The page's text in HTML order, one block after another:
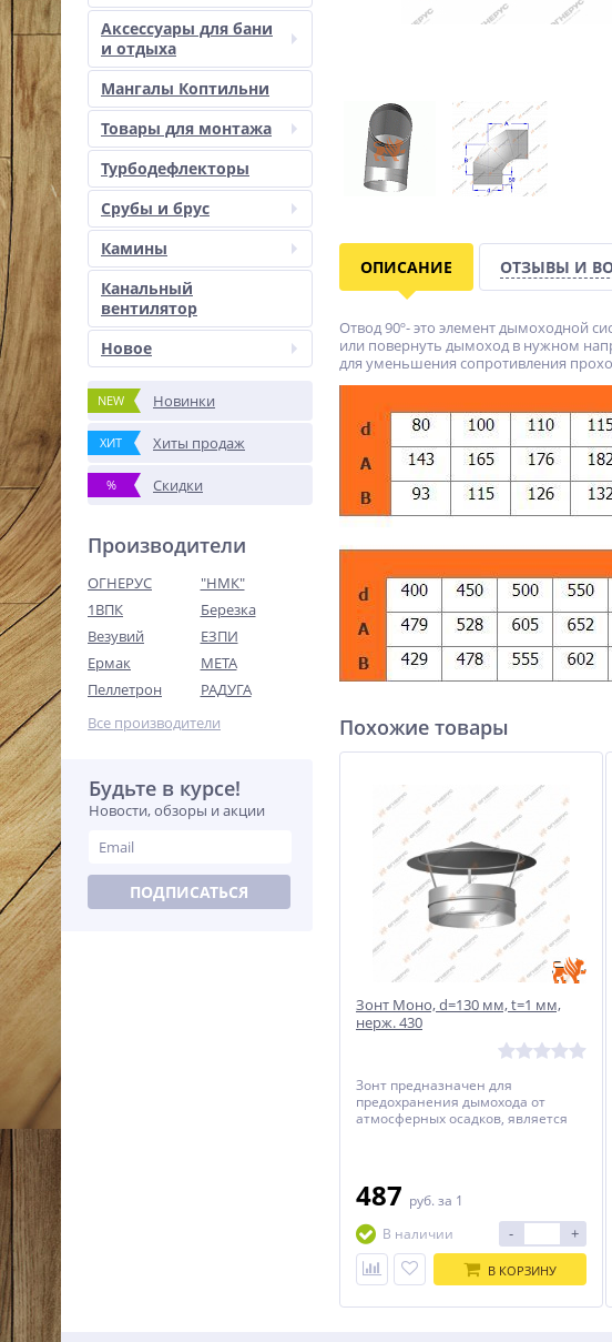
Аксессуары для бани
и отдыха
Мангалы Коптильни
Товары для монтажа
Турбодефлекторы
Срубы и брус
Камины
Канальный
вентилятор
Новое
NEW Новинки
ХИТ Хиты продаж
% Скидки
Производители
ОГНЕРУС
"НМК"
1ВПК
Березка
Везувий
ЕЗПИ
Ермак
МЕТА
Пеллетрон
РАДУГА
Все производители
Будьте в курсе!
Новости, обзоры и акции
ПОДПИСАТЬСЯ
ОПИСАНИЕ ОТЗЫВЫ И
Отвод 90º- это элемент дымоходной
или повернуть дымоход в нужном
для уменьшения сопротивления
Похожие товары
Зонт Моно, d=130 мм, t=1 мм,
нерж. 430
Зонт предназначен для
предохранения дымохода от
атмосферных осадков, является
487 руб. за 1
В наличии
- +
В КОРЗИНУ